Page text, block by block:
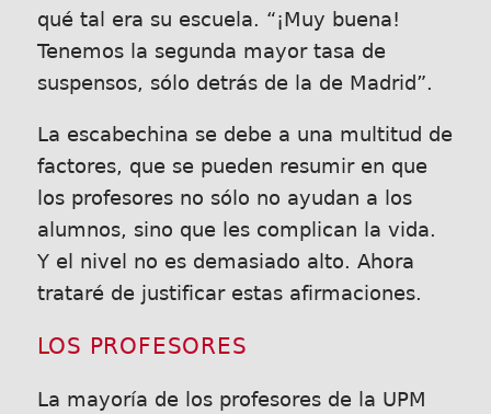
qué tal era su escuela. “¡Muy buena!
Tenemos la segunda mayor tasa de
suspensos, sólo detrás de la de Madrid”.
La escabechina se debe a una multitud de
factores, que se pueden resumir en que
los profesores no sólo no ayudan a los
alumnos, sino que les complican la vida.
Y el nivel no es demasiado alto. Ahora
trataré de justificar estas afirmaciones.
LOS PROFESORES
La mayoría de los profesores de la UPM